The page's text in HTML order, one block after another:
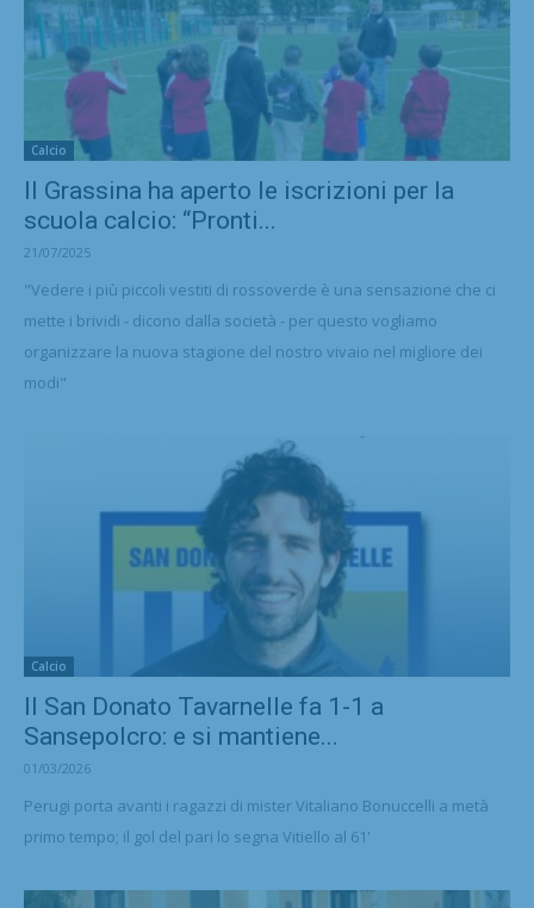
Calcio
Il Grassina ha aperto le iscrizioni per la
scuola calcio: “Pronti...
21/07/2025
"Vedere i più piccoli vestiti di rossoverde è una sensazione che ci
mette i brividi - dicono dalla società - per questo vogliamo
organizzare la nuova stagione del nostro vivaio nel migliore dei
modi"
Calcio
Il San Donato Tavarnelle fa 1-1 a
Sansepolcro: e si mantiene...
01/03/2026
Perugi porta avanti i ragazzi di mister Vitaliano Bonuccelli a metà
primo tempo; il gol del pari lo segna Vitiello al 61'